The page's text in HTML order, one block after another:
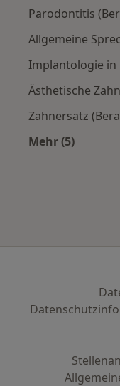
Parodontitis
Allgemeine
Implantologie in
Ästhetische
Zahnersatz
Mehr (5)